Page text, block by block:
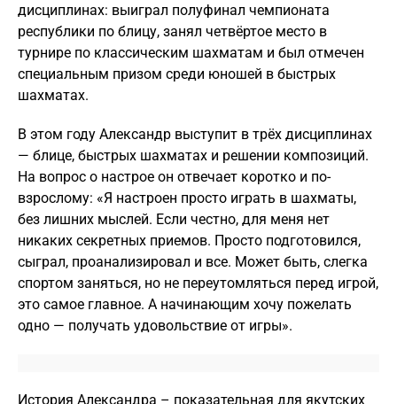
дисциплинах: выиграл полуфинал чемпионата
республики по блицу, занял четвёртое место в
турнире по классическим шахматам и был отмечен
специальным призом среди юношей в быстрых
шахматах.
В этом году Александр выступит в трёх дисциплинах
— блице, быстрых шахматах и решении композиций.
На вопрос о настрое он отвечает коротко и по-
взрослому: «Я настроен просто играть в шахматы,
без лишних мыслей. Если честно, для меня нет
никаких секретных приемов. Просто подготовился,
сыграл, проанализировал и все. Может быть, слегка
спортом заняться, но не переутомляться перед игрой,
это самое главное. А начинающим хочу пожелать
одно — получать удовольствие от игры».
История Александра – показательная для якутских